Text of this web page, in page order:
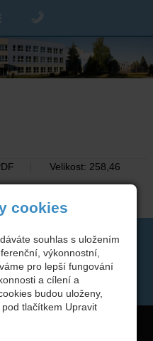
Velikost: 258,46
317 723 131
skola(zavináč)isstbn.cz
Datová schránka: rzpw2gi
ISSBN(zavináč)kr-s.cz
Twitter
škola technická, Benešov,
cookies
souhlas s uložením
výkonnostní,
pro lepší fungování
a cílení a
budou uloženy,
tlačítkem Upravit